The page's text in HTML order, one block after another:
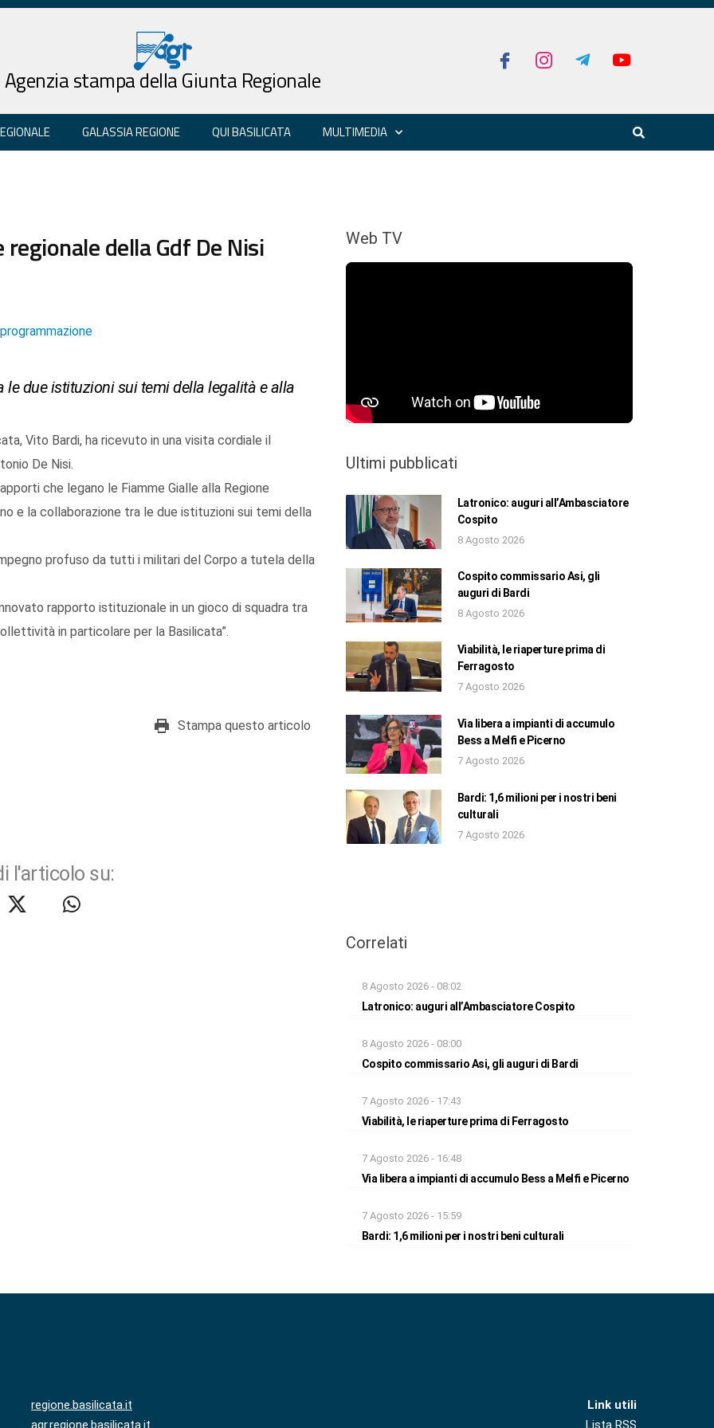
Agenzia stampa della Giunta Regionale
GALASSIA REGIONE QUI BASILICATA MULTIMEDIA
della Gdf De Nisi
le due istituzioni sui temi della legalità e alla
Vito Bardi, ha ricevuto in una visita cordiale il
De Nisi.
che legano le Fiamme Gialle alla Regione
e la collaborazione tra le due istituzioni sui temi della
profuso da tutti i militari del Corpo a tutela della
rapporto istituzionale in un gioco di squadra tra
in particolare per la Basilicata”.
Stampa questo articolo
l'articolo su:
Web TV
Ultimi pubblicati
Latronico: auguri all’Ambasciatore
Cospito
8 Agosto 2026
Cospito commissario Asi, gli
auguri di Bardi
8 Agosto 2026
Viabilità, le riaperture prima di
Ferragosto
7 Agosto 2026
Via libera a impianti di accumulo
Bess a Melfi e Picerno
7 Agosto 2026
Bardi: 1,6 milioni per i nostri beni
culturali
7 Agosto 2026
Correlati
8 Agosto 2026 - 08:02
Latronico: auguri all’Ambasciatore Cospito
8 Agosto 2026 - 08:00
Cospito commissario Asi, gli auguri di Bardi
7 Agosto 2026 - 17:43
Viabilità, le riaperture prima di Ferragosto
7 Agosto 2026 - 16:48
Via libera a impianti di accumulo Bess a Melfi e Picerno
7 Agosto 2026 - 15:59
Bardi: 1,6 milioni per i nostri beni culturali
regione.basilicata.it
agr.regione.basilicata.it
Link utili
Lista RSS